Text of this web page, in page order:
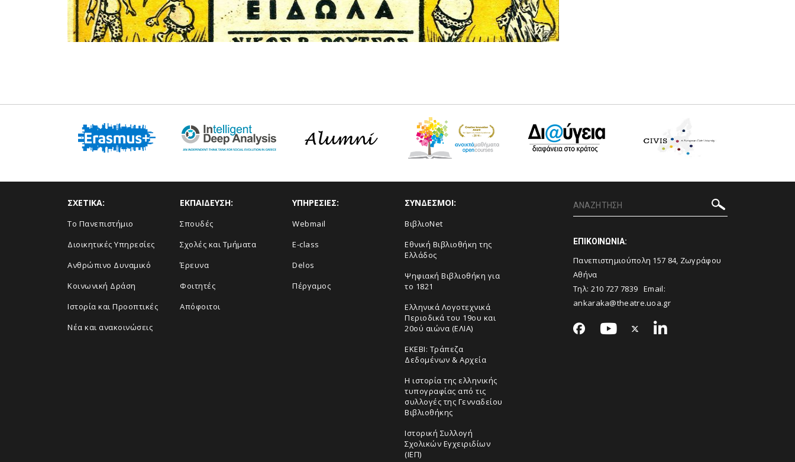
ΣΧΕΤΙΚΑ:
Το Πανεπιστήμιο
Διοικητικές Υπηρεσίες
Ανθρώπινο Δυναμικό
Κοινωνική Δράση
Ιστορία και Προοπτικές
Νέα και ανακοινώσεις
ΕΚΠΑΙΔΕΥΣΗ:
Σπουδές
Σχολές και Τμήματα
Έρευνα
Φοιτητές
Απόφοιτοι
ΥΠΗΡΕΣΙΕΣ:
Webmail
E-class
Delos
Πέργαμος
ΣΥΝΔΕΣΜΟΙ:
ΒιβλιοNet
Εθνική Βιβλιοθήκη της
Ελλάδος
Ψηφιακή Βιβλιοθήκη για
το 1821
Ελληνικά Λογοτεχνικά
Περιοδικά του 19ου και
20ού αιώνα (ΕΛΙΑ)
ΕΚΕΒΙ: Τράπεζα
Δεδομένων & Αρχεία
Η ιστορία της ελληνικής
τυπογραφίας από τις
συλλογές της Γενναδείου
Βιβλιοθήκης
Ιστορική Συλλογή
Σχολικών Εγχειριδίων
(ΙΕΠ)
ΕΠΙΚΟΙΝΩΝΙΑ:
Πανεπιστημιούπολη 157 84, Ζωγράφου
Αθήνα
Τηλ: 210 727 7839 Email:
ankaraka@theatre.uoa.gr